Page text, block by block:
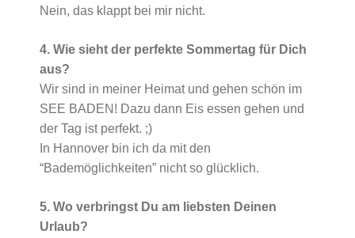
Nein, das klappt bei mir nicht.
4. Wie sieht der perfekte Sommertag für Dich
aus?
Wir sind in meiner Heimat und gehen schön im
SEE BADEN! Dazu dann Eis essen gehen und
der Tag ist perfekt. ;)
In Hannover bin ich da mit den
“Bademöglichkeiten” nicht so glücklich.
5. Wo verbringst Du am liebsten Deinen
Urlaub?